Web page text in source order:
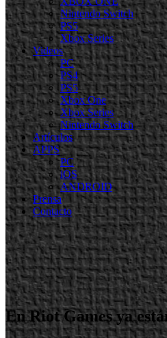
Nintendo Switch
PS5
Xbox Series
Videos
PC
PS4
PS5
Xbox One
Xbox Series
Nintendo Switch
Artículos
APPS
PC
iOS
ANDROID
Prensa
Contacto
En Riot Games ya